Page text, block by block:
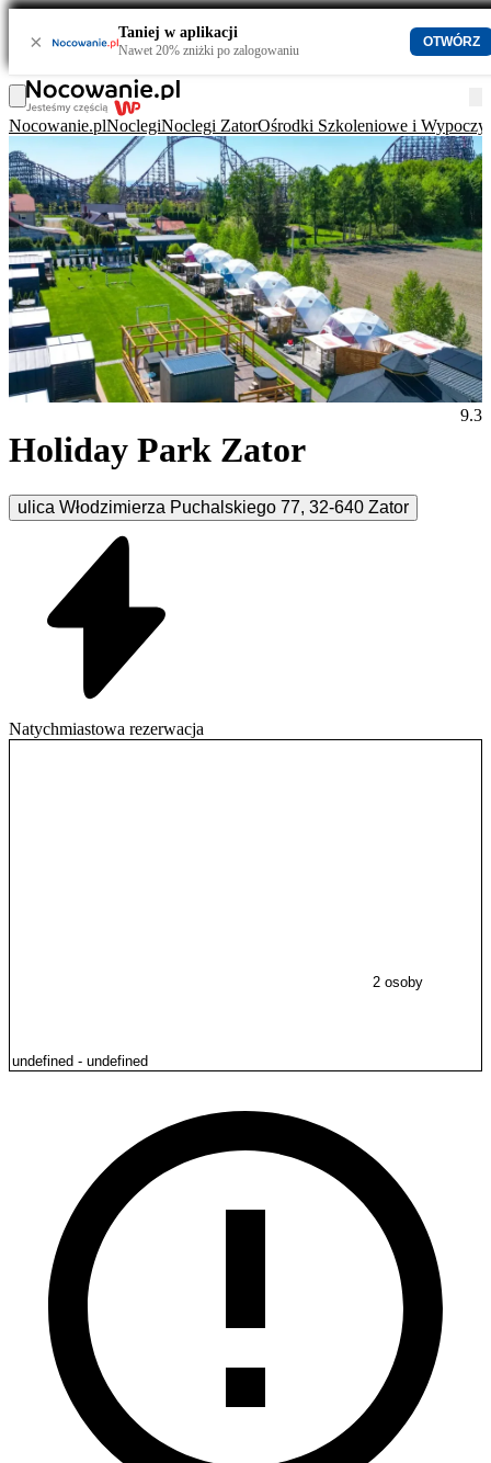
× Taniej w aplikacji
Nawet 20% zniżki po zalogowaniu
OTWÓRZ
Nocowanie.plNoclegiNoclegi ZatorOśrodki Szkoleniowe i
Holiday Park Zator
ulica Włodzimierza Puchalskiego 77, 32-640 Zator
9.3
Natychmiastowa rezerwacja
2 osoby